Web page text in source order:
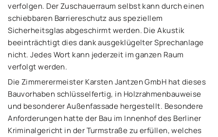
verfolgen. Der Zuschauerraum selbst kann durch einen
schiebbaren Barriereschutz aus speziellem
Sicherheitsglas abgeschirmt werden. Die Akustik
beeinträchtigt dies dank ausgeklügelter Sprechanlage
nicht. Jedes Wort kann jederzeit im ganzen Raum
verfolgt werden.
Die Zimmerermeister Karsten Jantzen GmbH hat dieses
Bauvorhaben schlüsselfertig, in Holzrahmenbauweise
und besonderer Außenfassade hergestellt. Besondere
Anforderungen hatte der Bau im Innenhof des Berliner
Kriminalgericht in der Turmstraße zu erfüllen, welches